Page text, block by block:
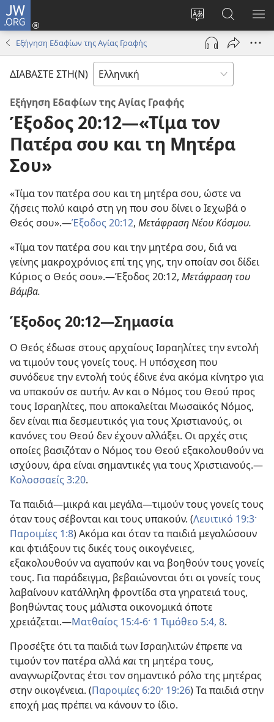
JW.ORG
Αλλαγή
γλώσσας
ιστότοπου
Σύνδεση
(ανοίγει
παράθυρο)
στο
JW.ORG
Εξήγηση Εδαφίων της Αγίας Γραφής
ΔΙΑΒΑΣΤΕ ΣΤΗ(Ν)
Εξήγηση Εδαφίων της Αγίας Γραφής
Έξοδος 20:12—«Τίμα τον
Πατέρα σου και τη Μητέρα
Σου»
«Τίμα τον πατέρα σου και τη μητέρα σου, ώστε να
ζήσεις πολύ καιρό στη γη που σου δίνει ο Ιεχωβά ο
Θεός σου».—Έξοδος 20:12, Μετάφραση Νέου Κόσμου.
«Τίμα τον πατέρα σου και την μητέρα σου, διά να
γείνης μακροχρόνιος επί της γης, την οποίαν σοι δίδει
Κύριος ο Θεός σου».—Έξοδος 20:12, Μετάφραση του
Βάμβα.
Έξοδος 20:12—Σημασία
Ο Θεός έδωσε στους αρχαίους Ισραηλίτες την εντολή
να τιμούν τους γονείς τους. Η υπόσχεση που
συνόδευε την εντολή τούς έδινε ένα ακόμα κίνητρο για
να υπακούν σε αυτήν. Αν και ο Νόμος του Θεού προς
τους Ισραηλίτες, που αποκαλείται Μωσαϊκός Νόμος,
δεν είναι πια δεσμευτικός για τους Χριστιανούς, οι
κανόνες του Θεού δεν έχουν αλλάξει. Οι αρχές στις
οποίες βασιζόταν ο Νόμος του Θεού εξακολουθούν να
ισχύουν, άρα είναι σημαντικές για τους Χριστιανούς.—
Κολοσσαείς 3:20.
Τα παιδιά—μικρά και μεγάλα—τιμούν τους γονείς τους
όταν τους σέβονται και τους υπακούν. (Λευιτικό 19:3·
Παροιμίες 1:8) Ακόμα και όταν τα παιδιά μεγαλώσουν
και φτιάξουν τις δικές τους οικογένειες,
εξακολουθούν να αγαπούν και να βοηθούν τους γονείς
τους. Για παράδειγμα, βεβαιώνονται ότι οι γονείς τους
λαβαίνουν κατάλληλη φροντίδα στα γηρατειά τους,
βοηθώντας τους μάλιστα οικονομικά όποτε
χρειάζεται.—Ματθαίος 15:4-6· 1 Τιμόθεο 5:4, 8.
Προσέξτε ότι τα παιδιά των Ισραηλιτών έπρεπε να
τιμούν τον πατέρα αλλάκαι τη μητέρα τους,
αναγνωρίζοντας έτσι τον σημαντικό ρόλο της μητέρας
στην οικογένεια. (Παροιμίες 6:20· 19:26) Τα παιδιά στην
εποχή μας πρέπει να κάνουν το ίδιο.